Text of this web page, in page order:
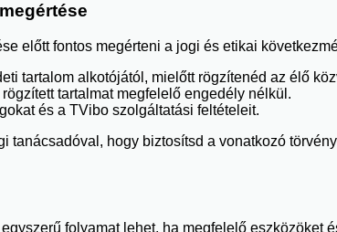
előtt fontos megérteni a jogi és etikai
tartalom alkotójától, mielőtt rögzítenéd az élő
tartalmat megfelelő engedély nélkül.
és a TVibo szolgáltatási feltételeit.
tanácsadóval, hogy biztosítsd a vonatkozó
folyamat lehet, ha megfelelő eszközöket